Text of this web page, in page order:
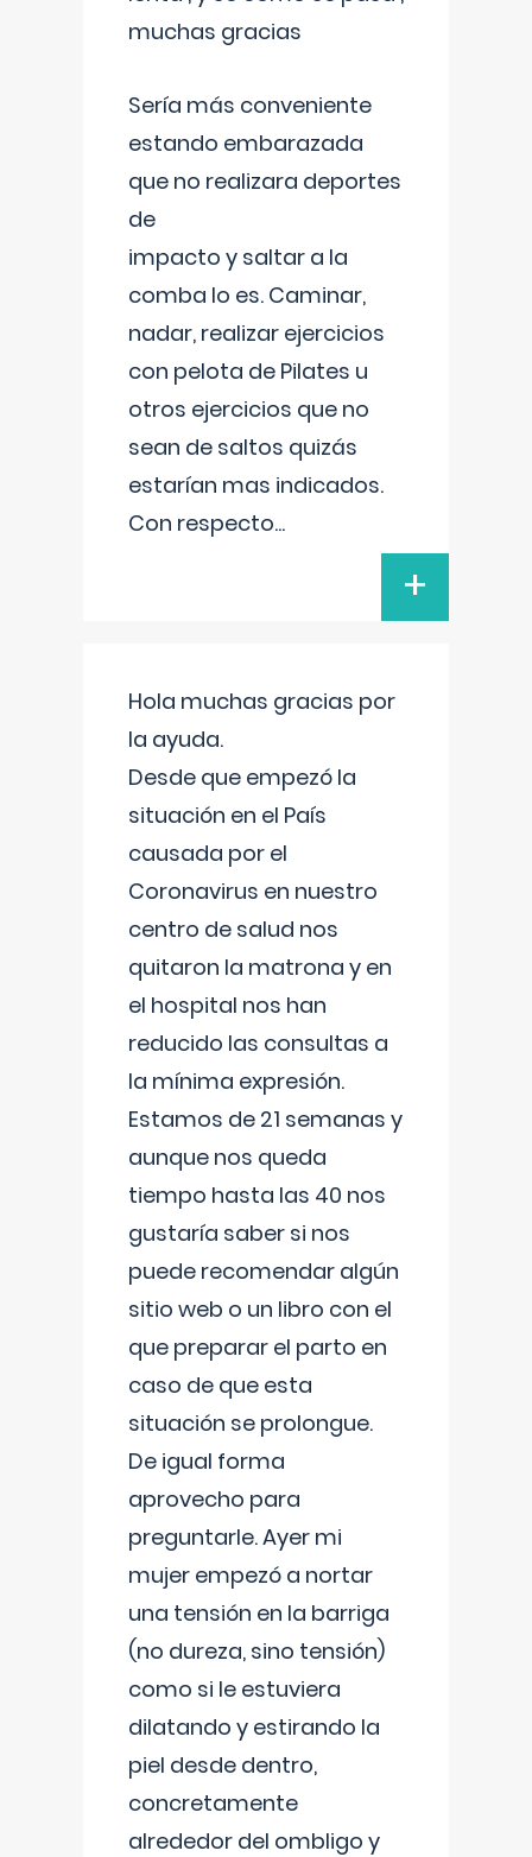
muchas gracias
Sería más conveniente
estando embarazada
que no realizara deportes
de
impacto y saltar a la
comba lo es. Caminar,
nadar, realizar ejercicios
con pelota de Pilates u
otros ejercicios que no
sean de saltos quizás
estarían mas indicados.
Con respecto...
+
Hola muchas gracias por
la ayuda.
Desde que empezó la
situación en el País
causada por el
Coronavirus en nuestro
centro de salud nos
quitaron la matrona y en
el hospital nos han
reducido las consultas a
la mínima expresión.
Estamos de 21 semanas y
aunque nos queda
tiempo hasta las 40 nos
gustaría saber si nos
puede recomendar algún
sitio web o un libro con el
que preparar el parto en
caso de que esta
situación se prolongue.
De igual forma
aprovecho para
preguntarle. Ayer mi
mujer empezó a nortar
una tensión en la barriga
(no dureza, sino tensión)
como si le estuviera
dilatando y estirando la
piel desde dentro,
concretamente
alrededor del ombligo y